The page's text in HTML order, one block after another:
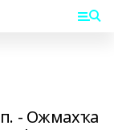
- Ожмахҡа